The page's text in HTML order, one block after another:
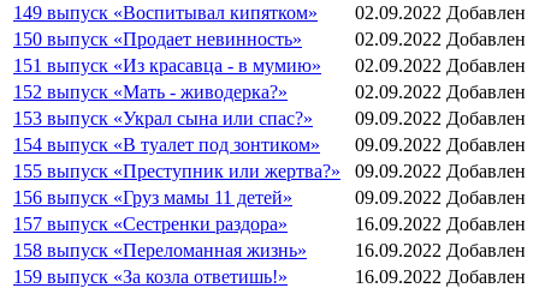
149 выпуск «Воспитывал кипятком»
02.09.2022 Добавлен
150 выпуск «Продает невинность»
02.09.2022 Добавлен
151 выпуск «Из красавца - в мумию»
02.09.2022 Добавлен
152 выпуск «Мать - живодерка?»
02.09.2022 Добавлен
153 выпуск «Украл сына или спас?»
09.09.2022 Добавлен
154 выпуск «В туалет под зонтиком»
09.09.2022 Добавлен
155 выпуск «Преступник или жертва?»
09.09.2022 Добавлен
156 выпуск «Груз мамы 11 детей»
09.09.2022 Добавлен
157 выпуск «Сестренки раздора»
16.09.2022 Добавлен
158 выпуск «Переломанная жизнь»
16.09.2022 Добавлен
159 выпуск «За козла ответишь!»
16.09.2022 Добавлен